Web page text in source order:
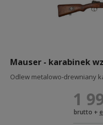
Mauser - karabinek
Odlew metalowo-drewniany
1
brutto +